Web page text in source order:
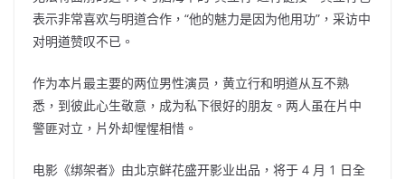
表示非常喜欢与明道合作，“他的魅力是因为他用功”，采访中
对明道赞叹不已。
作为本片最主要的两位男性演员，黄立行和明道从互不熟
悉，到彼此心生敬意，成为私下很好的朋友。两人虽在片中
警匪对立，片外却惺惺相惜。
电影《绑架者》由北京鲜花盛开影业出品，将于 4 月 1 日全